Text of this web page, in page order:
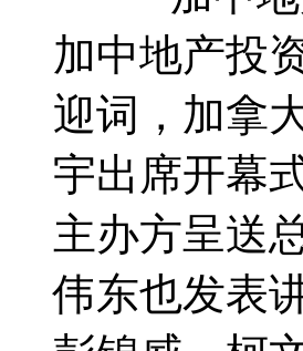
加中地产投
迎词，加拿
宇出席开幕
主办方呈送
伟东也发表